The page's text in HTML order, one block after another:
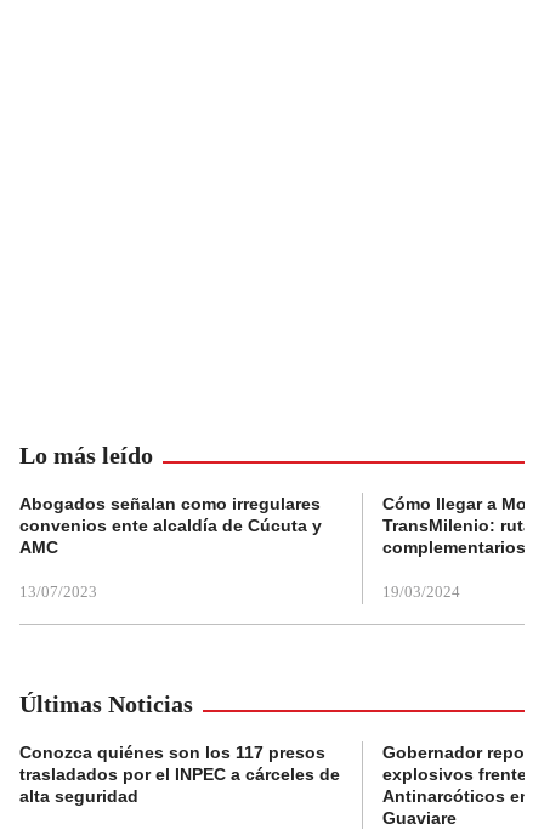
Lo más leído
Abogados señalan como irregulares
convenios ente alcaldía de Cúcuta y
AMC
13/07/2023
Cómo llegar a
TransMilenio:
complementarios
19/03/2024
Últimas Noticias
Conozca quiénes son los 117 presos
trasladados por el INPEC a cárceles de
alta seguridad
Gobernador
explosivos frente a
Antinarcóticos en
Guaviare